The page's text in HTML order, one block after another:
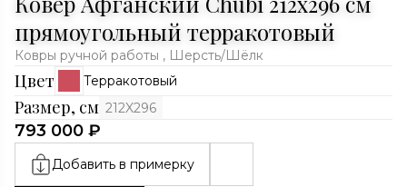
прямоугольный терракотовый
Ковры ручной работы , Шерсть/Шёлк
Цвет Терракотовый
Размер, см 212X296
793 000 ₽
Добавить в примерку